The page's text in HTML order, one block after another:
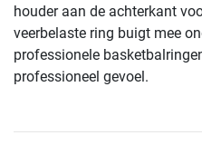
houder aan de achterkant
veerbelaste ring buigt mee
professionele
professioneel gevoel.